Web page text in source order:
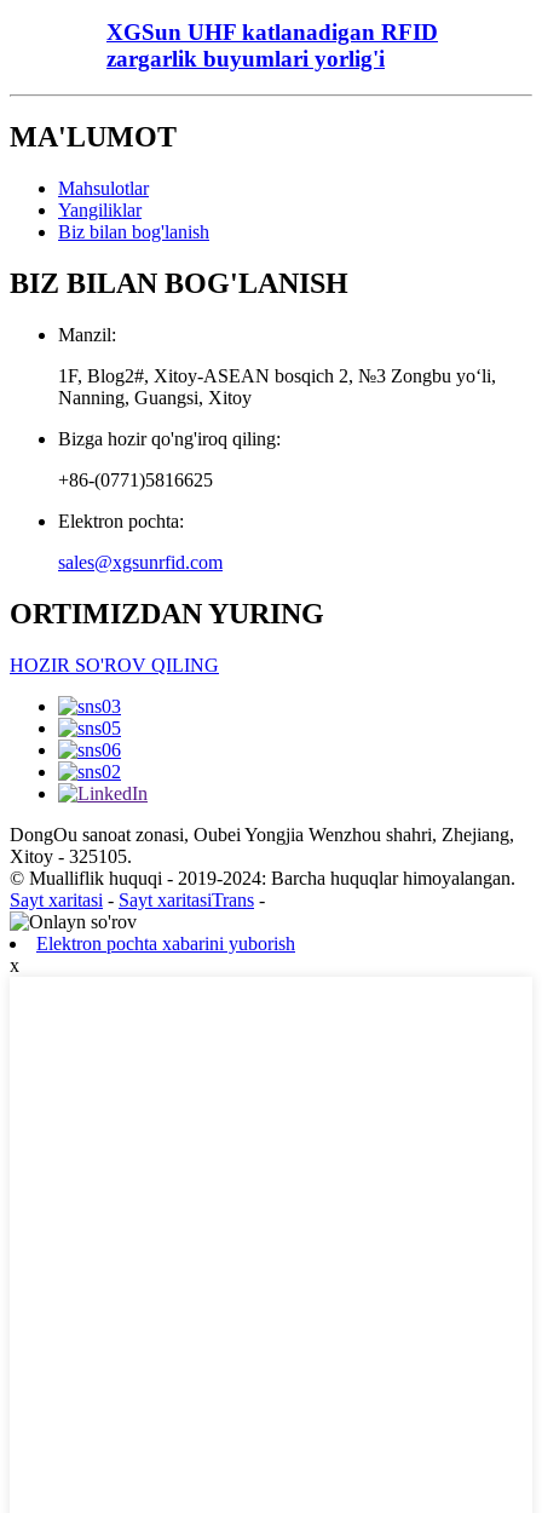
XGSun UHF katlanadigan RFID
zargarlik buyumlari yorlig'i
MA'LUMOT
Mahsulotlar
Yangiliklar
Biz bilan bog'lanish
BIZ BILAN BOG'LANISH
Manzil:
1F, Blog2#, Xitoy-ASEAN bosqich 2, №3 Zongbu yoʻli,
Nanning, Guangsi, Xitoy
Bizga hozir qo'ng'iroq qiling:
+86-(0771)5816625
Elektron pochta:
sales@xgsunrfid.com
ORTIMIZDAN YURING
HOZIR SO'ROV QILING
DongOu sanoat zonasi, Oubei Yongjia Wenzhou shahri, Zhejiang,
Xitoy - 325105.
© Mualliflik huquqi - 2019-2024: Barcha huquqlar himoyalangan.
Sayt xaritasi - Sayt xaritasiTrans -
Elektron pochta xabarini yuborish
x